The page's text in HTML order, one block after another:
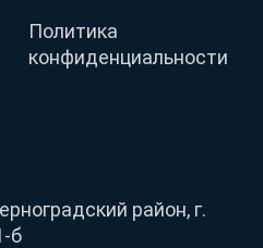
район, г.
б
Политика
конфиденциальности